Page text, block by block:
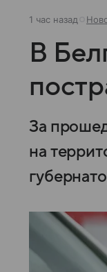
1 час назад
В
За
на